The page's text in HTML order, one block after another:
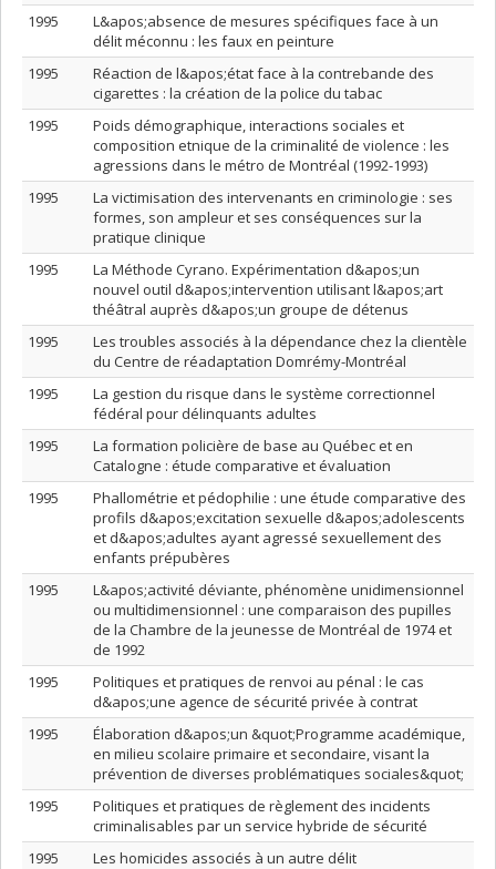
1995
L&apos;absence de mesures spécifiques face à un
délit méconnu : les faux en peinture
1995
Réaction de l&apos;état face à la contrebande des
cigarettes : la création de la police du tabac
1995
Poids démographique, interactions sociales et
composition etnique de la criminalité de violence : les
agressions dans le métro de Montréal (1992-1993)
1995
La victimisation des intervenants en criminologie : ses
formes, son ampleur et ses conséquences sur la
pratique clinique
1995
La Méthode Cyrano. Expérimentation d&apos;un
nouvel outil d&apos;intervention utilisant l&apos;art
théâtral auprès d&apos;un groupe de détenus
1995
Les troubles associés à la dépendance chez la clientèle
du Centre de réadaptation Domrémy-Montréal
1995
La gestion du risque dans le système correctionnel
fédéral pour délinquants adultes
1995
La formation policière de base au Québec et en
Catalogne : étude comparative et évaluation
1995
Phallométrie et pédophilie : une étude comparative des
profils d&apos;excitation sexuelle d&apos;adolescents
et d&apos;adultes ayant agressé sexuellement des
enfants prépubères
1995
L&apos;activité déviante, phénomène unidimensionnel
ou multidimensionnel : une comparaison des pupilles
de la Chambre de la jeunesse de Montréal de 1974 et
de 1992
1995
Politiques et pratiques de renvoi au pénal : le cas
d&apos;une agence de sécurité privée à contrat
1995
Élaboration d&apos;un &quot;Programme académique,
en milieu scolaire primaire et secondaire, visant la
prévention de diverses problématiques sociales&quot;
1995
Politiques et pratiques de règlement des incidents
criminalisables par un service hybride de sécurité
1995
Les homicides associés à un autre délit